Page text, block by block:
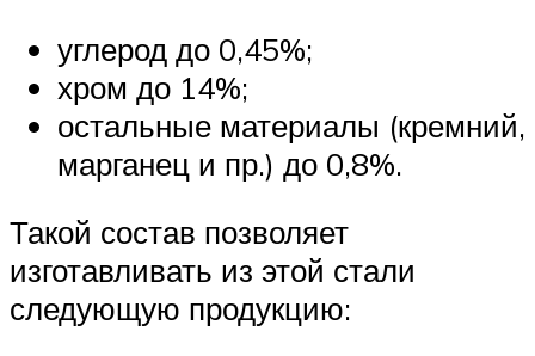
углерод до 0,45%;
хром до 14%;
остальные материалы (кремний,
марганец и пр.) до 0,8%.
Такой состав позволяет
изготавливать из этой стали
следующую продукцию: